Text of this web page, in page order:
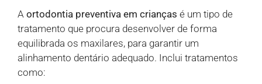
A ortodontia preventiva em crianças é um tipo de
tratamento que procura desenvolver de forma
equilibrada os maxilares, para garantir um
alinhamento dentário adequado. Inclui tratamentos
como: